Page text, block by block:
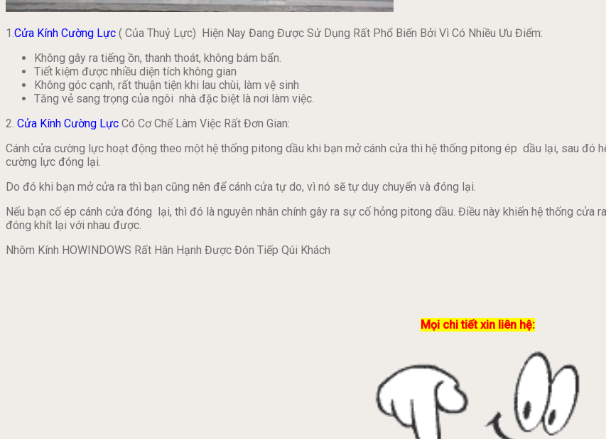
1.Cửa Kính Cường Lực ( Của Thuỷ Lực) Hiện Nay Đang Được Sử Dụng Rất Phổ Biến Bởi Vì Có Nhiều Ưu Điểm:
Không gây ra tiếng ồn, thanh thoát, không bám bẩn.
Tiết kiệm được nhiều diện tích không gian
Không góc cạnh, rất thuận tiện khi lau chùi, làm vệ sinh
Tăng vẻ sang trọng của ngôi nhà đặc biệt là nơi làm việc.
2. Cửa Kính Cường Lực Có Cơ Chế Làm Việc Rất Đơn Gian:
Cánh cửa cường lực hoạt động theo một hệ thống pitong dầu khi bạn mở cánh cửa thì hệ thống pitong ép dầu lại, sau đó
cường lực đóng lại.
Do đó khi bạn mở cửa ra thì bạn cũng nên để cánh cửa tự do, vì nó sẽ tự duy chuyển và đóng lại.
Nếu bạn cố ép cánh cửa đóng lại, thì đó là nguyên nhân chính gây ra sự cố hỏng pitong dầu. Điều này khiến hệ thống cửa
đóng khít lại với nhau được.
Nhôm Kính HOWINDOWS Rất Hân Hạnh Được Đón Tiếp Qúi Khách
Mọi chi tiết xin liên hệ: